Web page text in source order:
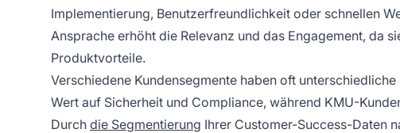
Implementierung, Benutzerfreundlichkeit oder schnellen
Ansprache erhöht die Relevanz und das Engagement, da
Produktvorteile.
Verschiedene Kundensegmente haben oft
Wert auf Sicherheit und Compliance, während KMU-
Durch die Segmentierung Ihrer Customer-Success-Daten